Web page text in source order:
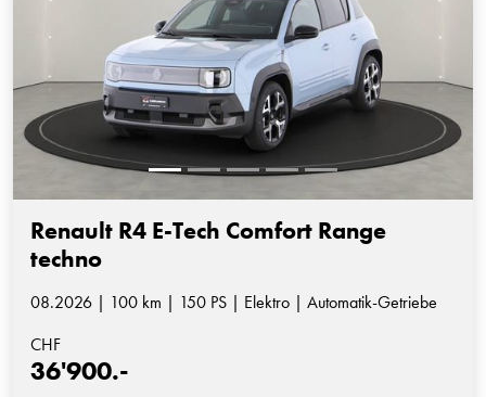
Renault R4 E-Tech Comfort Range
techno
08.2026 | 100 km | 150 PS | Elektro | Automatik-Getriebe
CHF
36'900.-